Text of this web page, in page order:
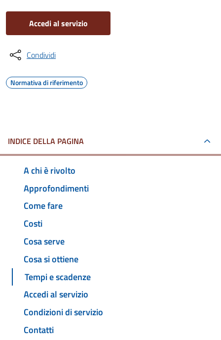
Accedi al servizio
Condividi
Normativa di riferimento
INDICE DELLA PAGINA
A chi è rivolto
Approfondimenti
Come fare
Costi
Cosa serve
Cosa si ottiene
Tempi e scadenze
Accedi al servizio
Condizioni di servizio
Contatti